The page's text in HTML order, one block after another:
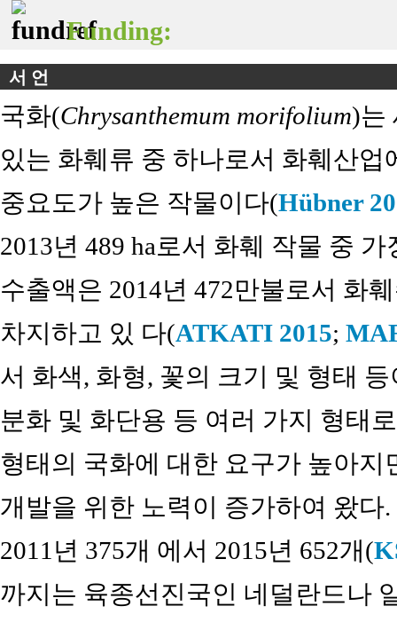
Funding:
서 언
국화(Chrysanthemum morifolium)는
있는 화훼류 중 하나로서 화훼산
중요도가 높은 작물이다(Hübner
2013년 489 ha로서 화훼 작물 중
수출액은 2014년 472만불로서 화
차지하고 있 다(ATKATI 2015;
서 화색, 화형, 꽃의 크기 및 형태
분화 및 화단용 등 여러 가지 형태
형태의 국화에 대한 요구가 높아
개발을 위한 노력이 증가하여 왔
2011년 375개 에서 2015년 652개(
까지는 육종선진국인 네덜란드나